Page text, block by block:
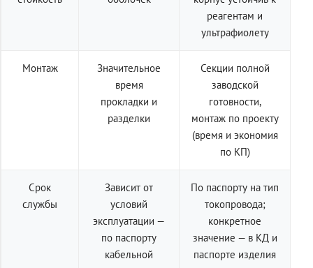
реагентам и
ультрафиолету
Монтаж
Значительное
время
прокладки и
разделки
Секции полной
заводской
готовности,
монтаж по проекту
(время и экономия
по КП)
Срок
службы
Зависит от
условий
эксплуатации —
по паспорту
кабельной
По паспорту на тип
токопровода;
конкретное
значение — в КД и
паспорте изделия